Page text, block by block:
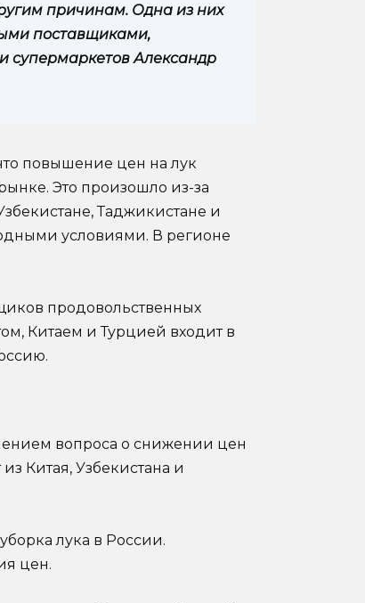
причинам. Одна из них
поставщиками,
супермаркетов Александр
повышение цен на лук
Это произошло из-за
Таджикистане и
условиями. В регионе
продовольственных
Китаем и Турцией входит в
вопроса о снижении цен
Китая, Узбекистана и
лука в России.
цен.